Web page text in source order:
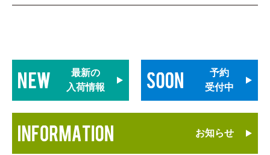
最新の
入荷情報
予約
受付中
お知らせ